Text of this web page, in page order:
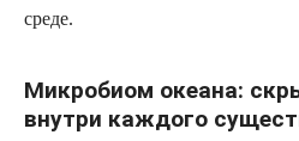
среде.
Микробиом океана:
внутри каждого